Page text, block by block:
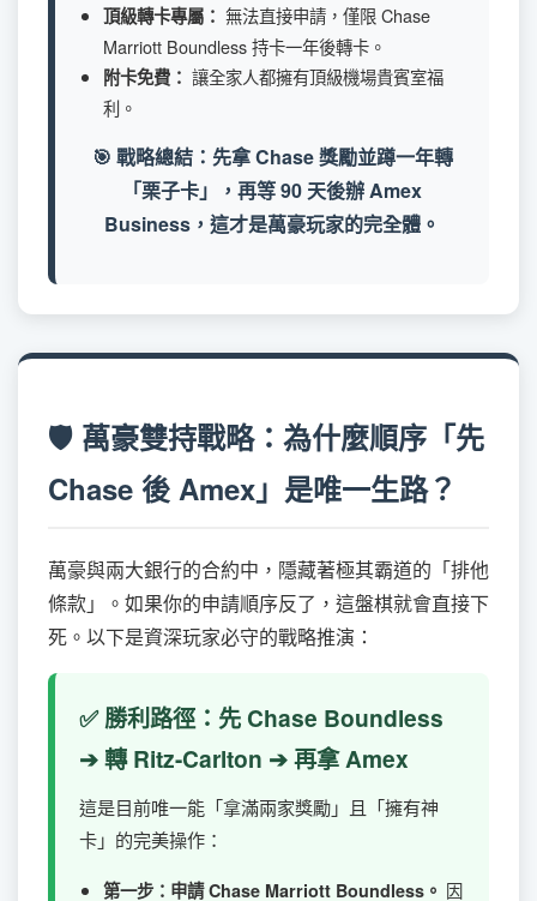
頂級轉卡專屬： 無法直接申請，僅限 Chase
Marriott Boundless 持卡一年後轉卡。
附卡免費： 讓全家人都擁有頂級機場貴賓室福
利。
🎯 戰略總結：先拿 Chase 獎勵並蹲一年轉
「栗子卡」，再等 90 天後辦 Amex
Business，這才是萬豪玩家的完全體。
🛡️ 萬豪雙持戰略：為什麼順序「先
Chase 後 Amex」是唯一生路？
萬豪與兩大銀行的合約中，隱藏著極其霸道的「排他
條款」。如果你的申請順序反了，這盤棋就會直接下
死。以下是資深玩家必守的戰略推演：
✅ 勝利路徑：先 Chase Boundless
➔ 轉 Ritz-Carlton ➔ 再拿 Amex
這是目前唯一能「拿滿兩家獎勵」且「擁有神
卡」的完美操作：
第一步：申請 Chase Marriott Boundless。 因